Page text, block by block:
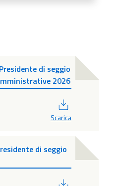
di seggio
2026
Scarica
di seggio